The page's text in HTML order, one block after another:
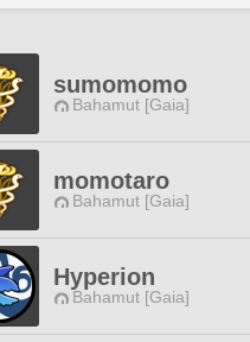
sumomomo
Bahamut [Gaia]
momotaro
Bahamut [Gaia]
Hyperion
Bahamut [Gaia]